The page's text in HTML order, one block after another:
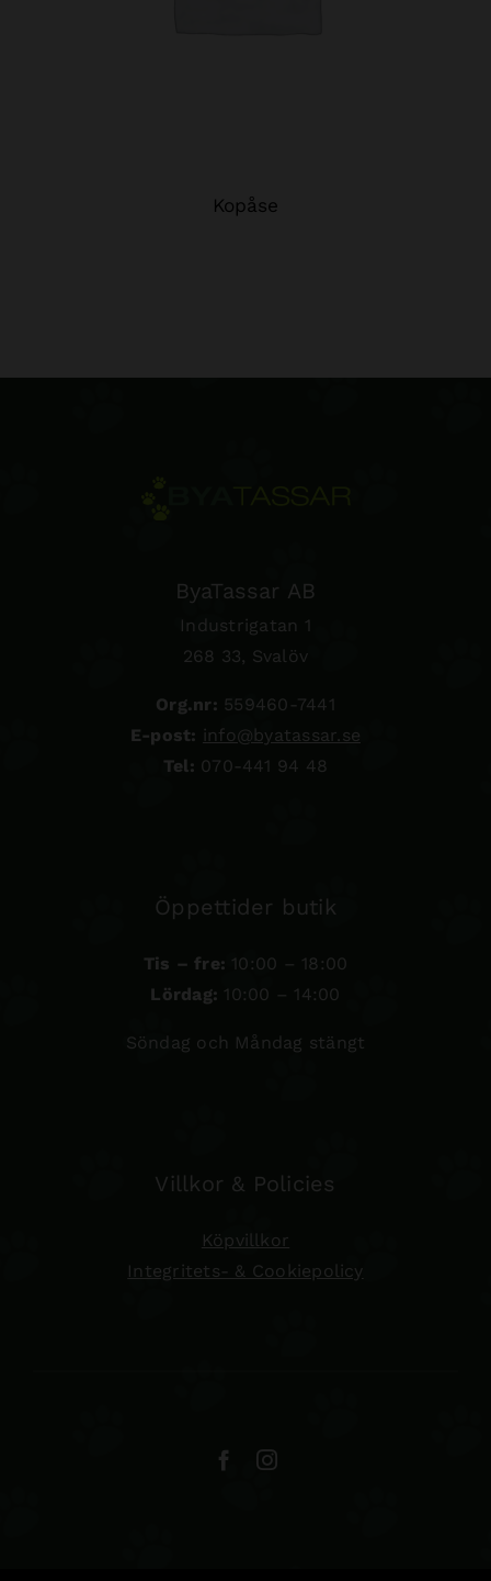
Kopåse
ByaTassar AB
Industrigatan 1
268 33, Svalöv
Org.nr: 559460-7441
E-post: info@byatassar.se
Tel: 070-441 94 48
Öppettider butik
Tis – fre: 10:00 – 18:00
Lördag: 10:00 – 14:00
Söndag och Måndag stängt
Villkor & Policies
Köpvillkor
Integritets- & Cookiepolicy